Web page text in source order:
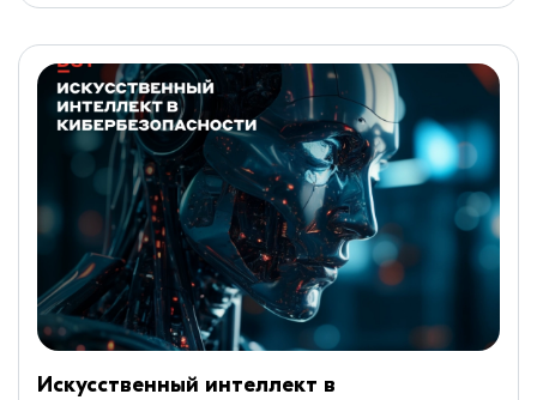
Искусственный интеллект в